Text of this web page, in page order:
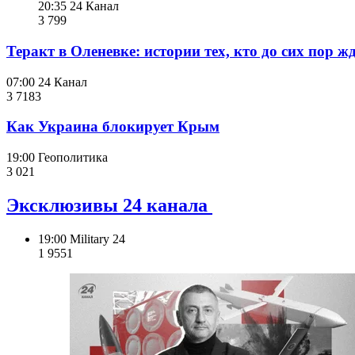
20:35 24 Канал
3 799
Теракт в Оленевке: истории тех, кто до сих пор
07:00 24 Канал
3 7183
Как Украина блокирует Крым
19:00 Геополитика
3 021
Эксклюзивы 24 канала
19:00 Military 24
1 9551